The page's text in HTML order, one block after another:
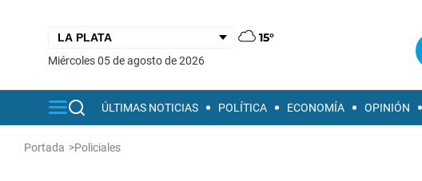
15°
miércoles 05 de agosto de 2026
ÚLTIMAS NOTICIAS POLÍTICA ECONOMÍA OPINIÓN
Portada >Policiales